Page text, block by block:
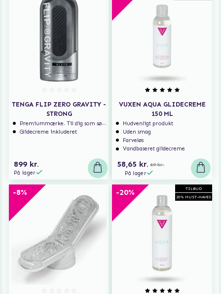
TENGA FLIP ZERO GRAVITY -
STRONG
Premiummærke. Til dig som søger ekstra høj kvalitet.
Glidecreme inkluderet
899 kr.
På lager
VUXEN AQUA GLIDECREME
150 ML
Hudvenligt produkt
Uden smag
Farveløs
Vandbaseret glidecreme
58,65 kr. 69 kr.
På lager
-8%
TILBUD
20% MUST-HAVES
-20%